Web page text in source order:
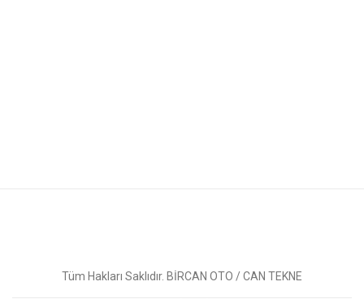
Tüm Hakları Saklıdır. BİRCAN OTO / CAN TEKNE